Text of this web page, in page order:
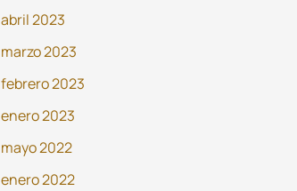
abril 2023
marzo 2023
febrero 2023
enero 2023
mayo 2022
enero 2022